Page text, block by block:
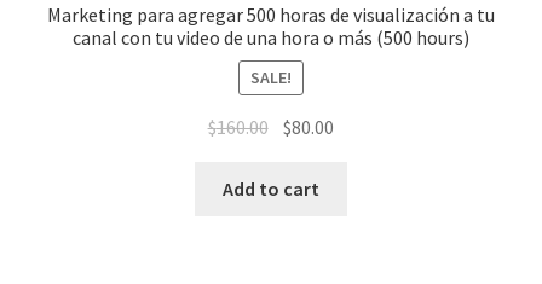
Marketing para agregar 500 horas de visualización a tu
canal con tu video de una hora o más (500 hours)
SALE!
$160.00 $80.00
Add to cart